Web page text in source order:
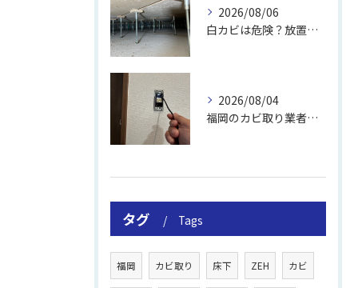
2026/08/06
白カビは危険？放置のリスクと取り方
2026/08/04
福岡のカビ取り業者おすすめの選び方と費用
タグ Tags
福岡 カビ取り 床下 ZEH カビ